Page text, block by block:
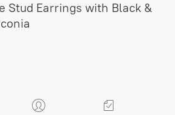
Stud Earrings with Black &